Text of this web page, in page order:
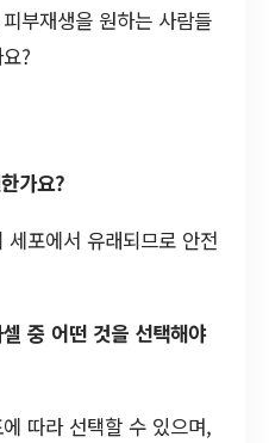
부재생을 원하는 사람들
?
가요?
포에서 유래되므로 안전
중 어떤 것을 선택해야
따라 선택할 수 있으며,